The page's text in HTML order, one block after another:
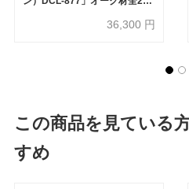
36,300 円
この商品を見ている
すめ